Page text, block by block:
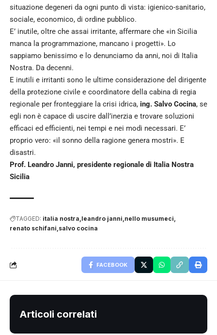
situazione degeneri da ogni punto di vista: igienico-sanitario,
sociale, economico, di ordine pubblico.
E’ inutile, oltre che assai irritante, affermare che «in Sicilia
manca la programmazione, mancano i progetti». Lo
sappiamo benissimo e lo denunciamo da anni, noi di Italia
Nostra. Da decenni.
E inutili e irritanti sono le ultime considerazione del dirigente
della protezione civile e coordinatore della cabina di regia
regionale per fronteggiare la crisi idrica, ing. Salvo Cocina, se
egli non è capace di uscire dall’inerzia e trovare soluzioni
efficaci ed efficienti, nei tempi e nei modi necessari. E’
proprio vero: «il sonno della ragione genera mostri». E
disastri.
Prof. Leandro Janni, presidente regionale di Italia Nostra
Sicilia
TAGGED: italia nostra leandro janni nello musumeci
renato schifani salvo cocina
FACEBOOK
Articoli correlati